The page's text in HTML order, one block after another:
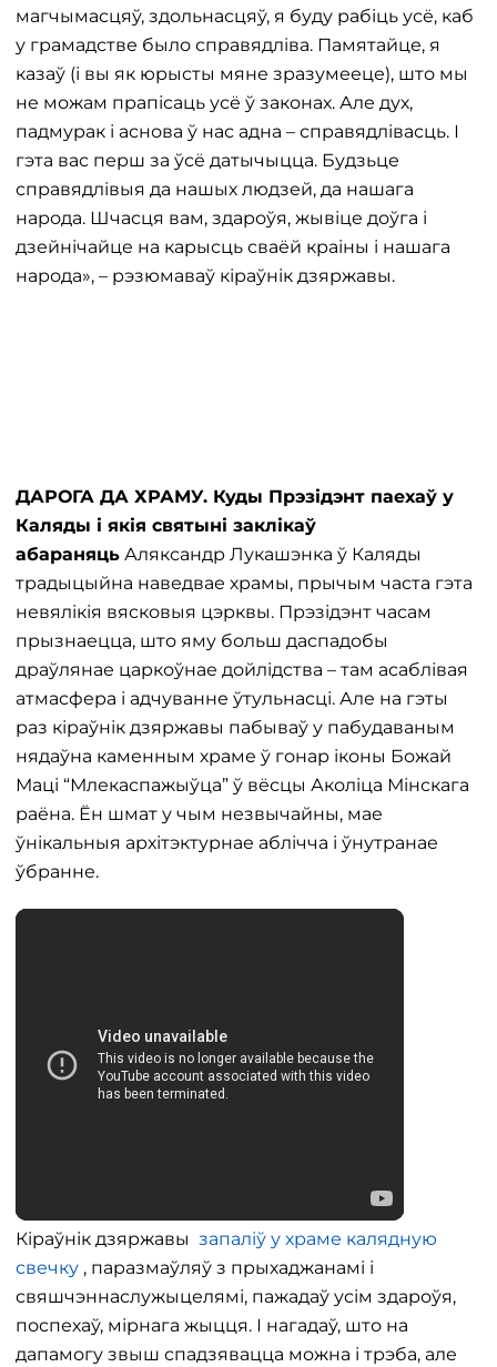
магчымасцяў, здольнасцяў, я буду рабіць усё, каб
у грамадстве было справядліва. Памятайце, я
казаў (і вы як юрысты мяне зразумееце), што мы
не можам прапісаць усё ў законах. Але дух,
падмурак і аснова ў нас адна – справядлівасць. І
гэта вас перш за ўсё датычыцца. Будзьце
справядлівыя да нашых людзей, да нашага
народа. Шчасця вам, здароўя, жывіце доўга і
дзейнічайце на карысць сваёй краіны і нашага
народа», – рэзюмаваў кіраўнік дзяржавы.
ДАРОГА ДА ХРАМУ. Куды Прэзідэнт паехаў у
Каляды і якія святыні заклікаў
абараняць Аляксандр Лукашэнка ў Каляды
традыцыйна наведвае храмы, прычым часта гэта
невялікія вясковыя цэрквы. Прэзідэнт часам
прызнаецца, што яму больш даспадобы
драўлянае царкоўнае дойлідства – там асаблівая
атмасфера і адчуванне ўтульнасці. Але на гэты
раз кіраўнік дзяржавы пабываў у пабудаваным
нядаўна каменным храме ў гонар іконы Божай
Маці “Млекаспажыўца” ў вёсцы Аколіца Мінскага
раёна. Ён шмат у чым незвычайны, мае
ўнікальныя архітэктурнае аблічча і ўнутранае
ўбранне.
Кіраўнік дзяржавы запаліў у храме калядную
свечку , паразмаўляў з прыхаджанамі і
свяшчэннаслужыцелямі, пажадаў усім здароўя,
поспехаў, мірнага жыцця. І нагадаў, што на
дапамогу звыш спадзявацца можна і трэба, але